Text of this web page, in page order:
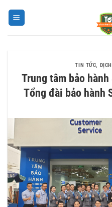
TIN TỨC,
Trung tâm bảo
Tổng đài bảo hành